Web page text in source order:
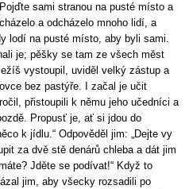
sami stranou na pusté místo a
a odcházelo mnoho lidí, a
lodí na pusté místo, aby byli sami.
je; pěšky se tam ze všech měst
vystoupil, uviděl velký zástup a
bez pastýře. I začal je učit
přistoupili k němu jeho učedníci a
Propusť je, ať si jdou do
k jídlu.“ Odpověděl jim: „Dejte vy
za dvě stě denárů chleba a dát jim
Jděte se podívat!“ Když to
jim, aby všecky rozsadili po